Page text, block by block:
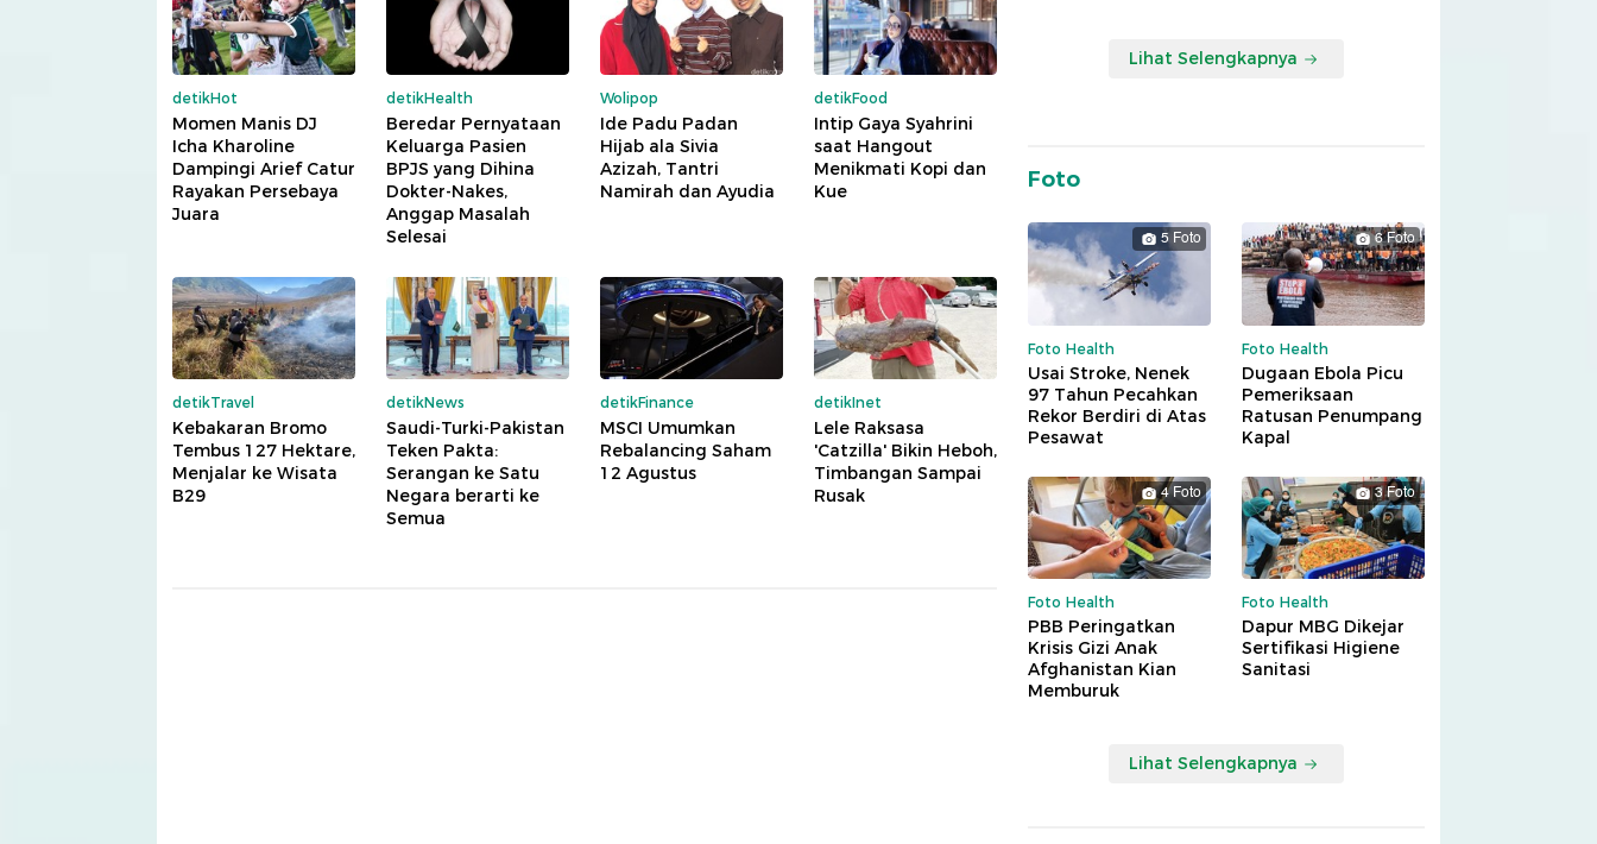
detikHot
Momen Manis DJ
Icha Kharoline
Dampingi Arief Catur
Rayakan Persebaya
Juara
detikHealth
Beredar Pernyataan
Keluarga Pasien
BPJS yang Dihina
Dokter-Nakes,
Anggap Masalah
Selesai
Wolipop
Ide Padu Padan
Hijab ala Sivia
Azizah, Tantri
Namirah dan Ayudia
detikFood
Intip Gaya Syahrini
saat Hangout
Menikmati Kopi dan
Kue
detikTravel
Kebakaran Bromo
Tembus 127 Hektare,
Menjalar ke Wisata
B29
detikNews
Saudi-Turki-Pakistan
Teken Pakta:
Serangan ke Satu
Negara berarti ke
Semua
detikFinance
MSCI Umumkan
Rebalancing Saham
12 Agustus
detikInet
Lele Raksasa
'Catzilla' Bikin Heboh,
Timbangan Sampai
Rusak
Lihat Selengkapnya
Foto
5 Foto
Foto Health
Usai Stroke, Nenek
97 Tahun Pecahkan
Rekor Berdiri di Atas
Pesawat
6 Foto
Foto Health
Dugaan Ebola Picu
Pemeriksaan
Ratusan Penumpang
Kapal
4 Foto
Foto Health
PBB Peringatkan
Krisis Gizi Anak
Afghanistan Kian
Memburuk
3 Foto
Foto Health
Dapur MBG Dikejar
Sertifikasi Higiene
Sanitasi
Lihat Selengkapnya